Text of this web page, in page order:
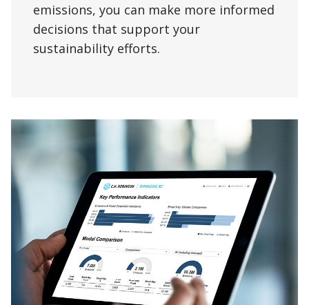
emissions, you can make more informed
decisions that support your
sustainability efforts.